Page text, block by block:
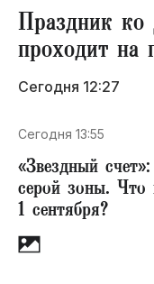
Праздник
проходит на
Сегодня 12:27
Сегодня 13:55
«Звездный
серой зоны. Что
1 сентября?